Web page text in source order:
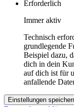
Erforderlich
Immer aktiv
Technisch
grundlegende
Beispiel dazu,
dich in dein
auf dich ist für
anfallende
Einstellungen